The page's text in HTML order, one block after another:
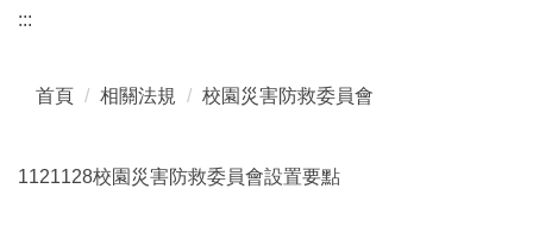
:::
首頁 相關法規 校園災害防救委員會
1121128校園災害防救委員會設置要點